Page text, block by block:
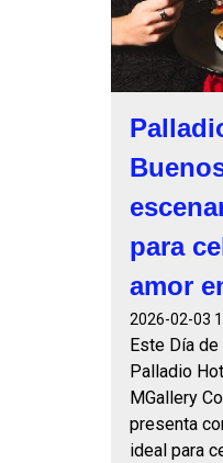
para
amor
2026-02-03
Este Día
Palladio
MGallery
presenta
ideal para